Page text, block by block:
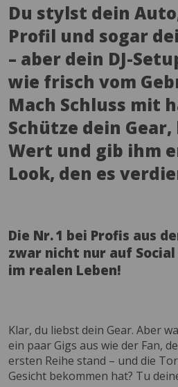
Du stylst dein
Profil und sogar
– aber dein DJ-
wie frisch vom
Mach Schluss mit
Schütze dein
Wert und gib ihm
Look, den es
Die Nr. 1 bei Profis aus
zwar nicht nur auf
im realen Leben!
Klar, du liebst dein Gear. Aber
ein paar Gigs aus wie der Fan,
ersten Reihe stand – und die
Gesicht bekommen hat? Tu